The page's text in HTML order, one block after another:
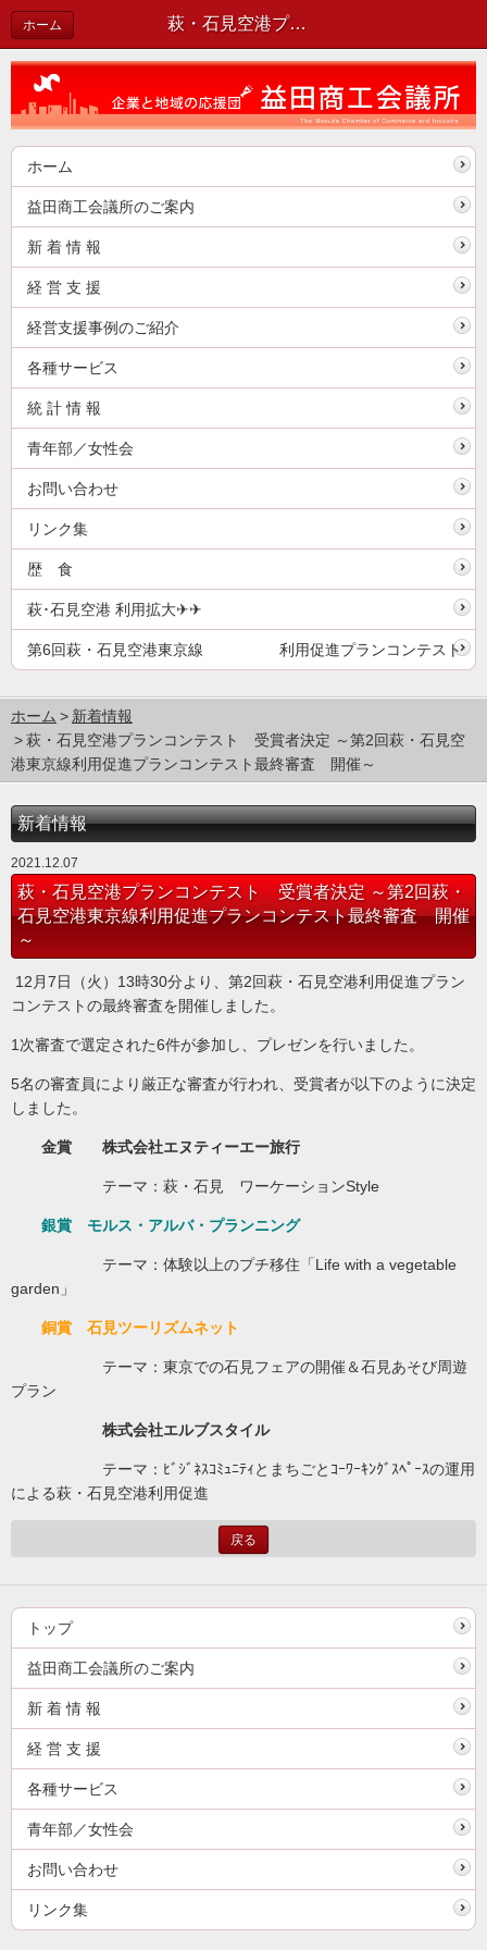
萩・石見空港プランコンテスト 受賞者決定 ～第2回萩・石見空港東京線利用促進プランコンテスト最終審査 開催～ | 新着情報
ホーム
ホーム
益田商工会議所のご案内
新 着 情 報
経 営 支 援
経営支援事例のご紹介
各種サービス
統 計 情 報
青年部／女性会
お問い合わせ
リンク集
歴 食
萩･石見空港 利用拡大✈✈
第6回萩・石見空港東京線 利用促進プランコンテスト
ホーム
新着情報
萩・石見空港プランコンテスト 受賞者決定 ～第2回萩・石見空
港東京線利用促進プランコンテスト最終審査 開催～
新着情報
2021.12.07
萩・石見空港プランコンテスト 受賞者決定 ～第2回萩・
石見空港東京線利用促進プランコンテスト最終審査 開催
～
12月7日（火）13時30分より、第2回萩・石見空港利用促進プラン
コンテストの最終審査を開催しました。
1次審査で選定された6件が参加し、プレゼンを行いました。
5名の審査員により厳正な審査が行われ、受賞者が以下のように決定
しました。
金賞 株式会社エヌティーエー旅行
テーマ：萩・石見 ワーケーションStyle
銀賞 モルス・アルバ・プランニング
テーマ：体験以上のプチ移住「Life with a vegetable
garden」
銅賞 石見ツーリズムネット
テーマ：東京での石見フェアの開催＆石見あそび周遊
プラン
株式会社エルブスタイル
テーマ：ﾋﾞｼﾞﾈｽｺﾐｭﾆﾃｨとまちごとｺｰﾜｰｷﾝｸﾞｽﾍﾟｰｽの運用
による萩・石見空港利用促進
戻る
トップ
益田商工会議所のご案内
新 着 情 報
経 営 支 援
各種サービス
青年部／女性会
お問い合わせ
リンク集